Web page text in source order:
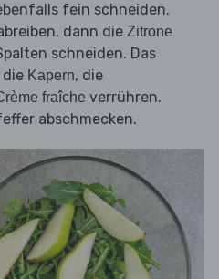
fein schneiden.
dann die Zitrone
schneiden. Das
die Kapern, die
fraîche verrühren.
abschmecken.